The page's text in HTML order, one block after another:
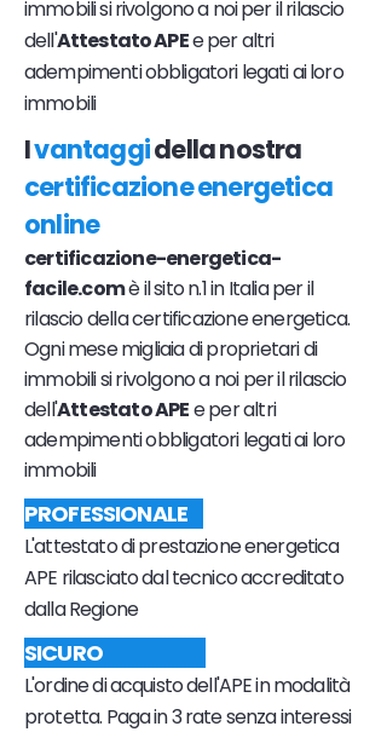
immobili si rivolgono a noi per il rilascio
dell'Attestato APEe per altri
adempimenti obbligatori legati ai loro
immobili
Ivantaggidella nostra
certificazione energetica
online
certificazione-energetica-
facile.comè il sito n.1 in Italia per il
rilascio della certificazione energetica.
Ogni mese migliaia di proprietari di
immobili si rivolgono a noi per il rilascio
dell'Attestato APEe per altri
adempimenti obbligatori legati ai loro
immobili
PROFESSIONALE
L'attestato di prestazione energetica
APE rilasciato dal tecnico accreditato
dalla Regione
SICURO
L'ordine di acquisto dell'APE in modalità
protetta. Paga in 3 rate senza interessi